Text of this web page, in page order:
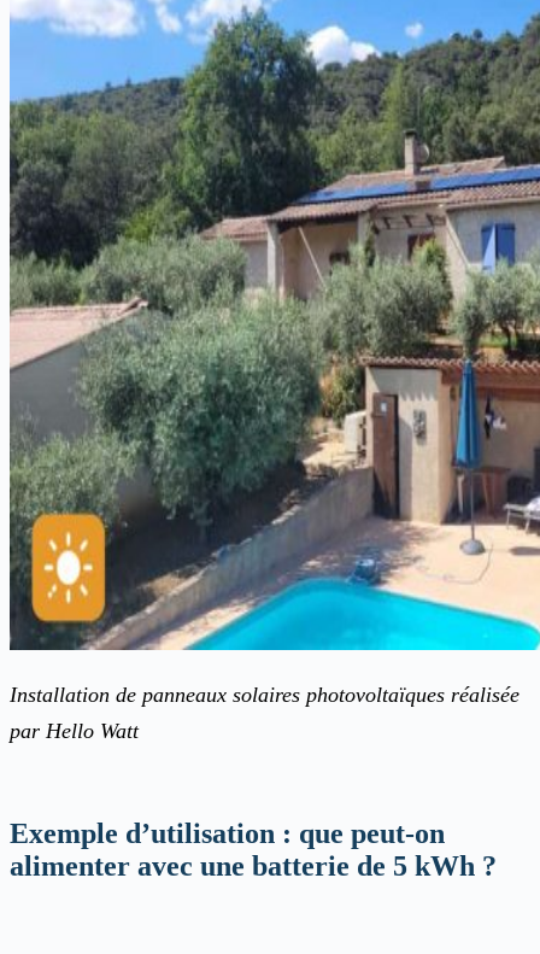
Installation de panneaux solaires photovoltaïques réalisée
par Hello Watt
Exemple d’utilisation : que peut-on
alimenter avec une batterie de 5 kWh ?